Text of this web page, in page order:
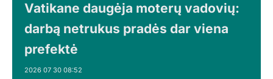
Vatikane daugėja moterų vadovių:
darbą netrukus pradės dar viena
prefektė
2026 07 30 08:52